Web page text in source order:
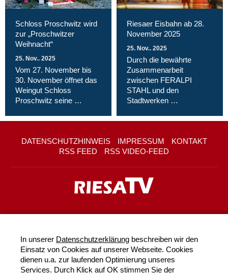
Schloss Proschwitz wird
zur „Proschwitzer
Weihnacht“
25. Nov.. 2025
Vom 27. November bis
30. November öffnet das
Weingut Schloss
Proschwitz seine …
Riesaer Eisbahn ab 28.
November 2025
25. Nov.. 2025
Durch die bewährte
Zusammenarbeit
zwischen FERALPI
STAHL und den
Stadtwerken …
DATENSCHUTZHINWEIS IMPRESSUM
KONTAKT
RSS FEED
RSS VIDEO-FEED
In unserer Datenschutzerklärung beschreiben wir den
Einsatz von Cookies auf unserer Webseite. Cookies
dienen u.a. zur laufenden Optimierung unseres
Services. Durch Klick auf OK stimmen Sie der